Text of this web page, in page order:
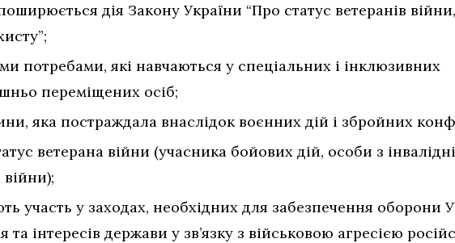
дія Закону України “Про статус ветеранів війни,
потребами, які навчаються у спеціальних і інклюзивних
переміщених осіб;
яка постраждала внаслідок воєнних дій і збройних
ветерана війни (учасника бойових дій, особи з
участь у заходах, необхідних для забезпечення оборони
інтересів держави у зв’язку з військовою агресією